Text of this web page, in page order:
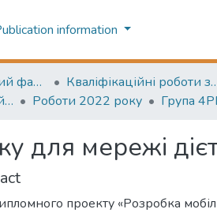
information
Одеський технічний фаховий коледж Кваліфікаційні роботи
ОПС Фаховий молодший бакалавр Роботи 2022 року Група
для мережі
проекту «Розробка